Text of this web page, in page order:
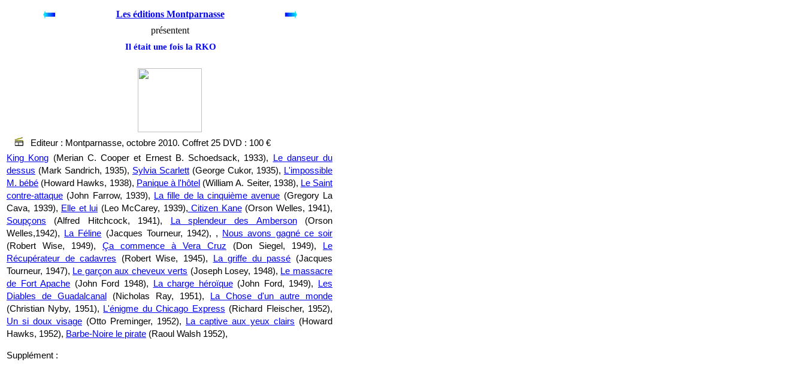
Editeur : Montparnasse, octobre 2010. Coffret 25 DVD : 100 €
King Kong (Merian C. Cooper et Ernest B. Schoedsack, 1933),
Le danseur du
dessus (Mark Sandrich, 1935), Sylvia Scarlett (George Cukor, 1935), L'impossible
M. bébé (Howard Hawks, 1938), Panique à l'hôtel (William A. Seiter, 1938), Le Saint
contre-attaque (John Farrow, 1939), La fille de la cinquième avenue (Gregory La
Cava, 1939), Elle et lui (Leo McCarey, 1939), Citizen Kane(Orson Welles, 1941),
Soupçons (Alfred Hitchcock, 1941), La splendeur des Amberson(Orson
Welles,1942),
La Féline (Jacques Tourneur, 1942), ,
Nous avons gagné ce soir
(Robert Wise, 1949), Ça commence à Vera Cruz (Don Siegel, 1949),
Le
Récupérateur de cadavres (Robert Wise, 1945), La griffe du passé (Jacques
Tourneur, 1947), Le garçon aux cheveux verts (Joseph Losey, 1948), Le massacre
de Fort Apache (John Ford 1948), La charge héroïque(John Ford, 1949),
Les
Diables de Guadalcanal
(Nicholas Ray, 1951),
La Chose d'un autre monde
(Christian Nyby, 1951),
L'énigme du Chicago Express (Richard Fleischer, 1952),
Un si doux visage (Otto Preminger, 1952), La captive aux yeux clairs (Howard
Hawks, 1952), Barbe-Noire le pirate (Raoul Walsh 1952),
Supplément :
Les éditions Montparnasse
présentent
Il était une fois la RKO